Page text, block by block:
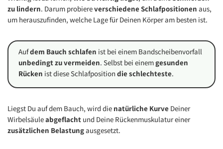
zu lindern. Darum probiereverschiedene Schlafpositionen aus,
um herauszufinden, welche Lage für Deinen Körper am besten ist.
Aufdem Bauch schlafen ist bei einem Bandscheibenvorfall
unbedingt zu vermeiden. Selbst bei einemgesunden
Rücken ist diese Schlafposition die schlechteste.
Liegst Du auf dem Bauch, wird die natürliche Kurve Deiner
Wirbelsäuleabgeflacht und Deine Rückenmuskulatur einer
zusätzlichen Belastungausgesetzt.